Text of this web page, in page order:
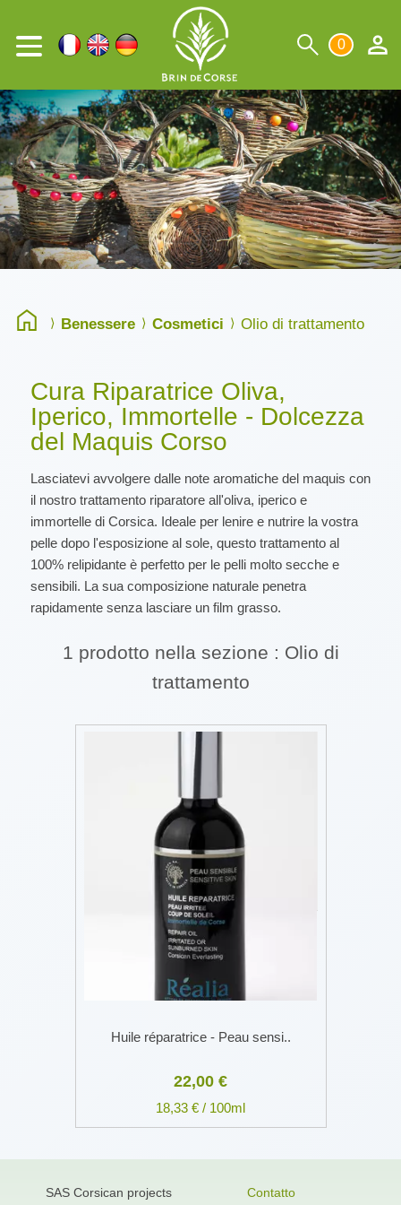
0
Benessere Cosmetici Olio di trattamento
Cura Riparatrice Oliva,
Iperico, Immortelle - Dolcezza
del Maquis Corso
Lasciatevi avvolgere dalle note aromatiche del maquis con
il nostro trattamento riparatore all'oliva, iperico e
immortelle di Corsica. Ideale per lenire e nutrire la vostra
pelle dopo l'esposizione al sole, questo trattamento al
100% relipidante è perfetto per le pelli molto secche e
sensibili. La sua composizione naturale penetra
rapidamente senza lasciare un film grasso.
1 prodotto nella sezione : Olio di
trattamento
Huile réparatrice - Peau sensi..
22,00 €
18,33 € / 100ml
SAS Corsican projects Contatto